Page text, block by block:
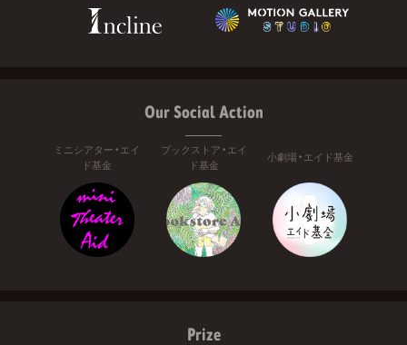
Our Social Action
ミニシアター・エイ
ド基金
ブックストア・エイ
ド基金
小劇場・エイド基金
Prize